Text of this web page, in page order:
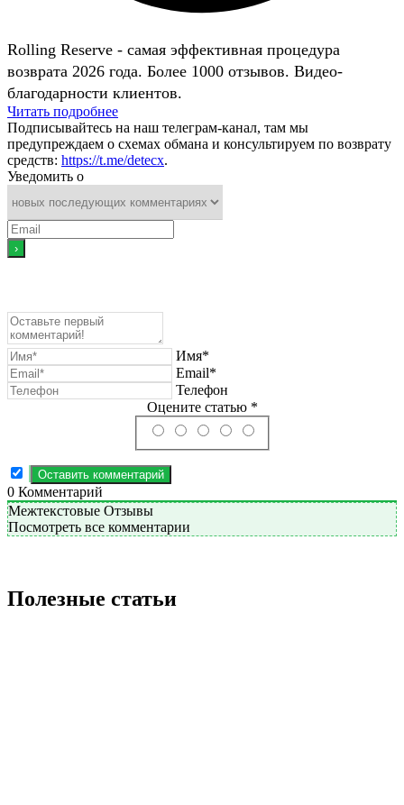
Rolling Reserve - самая эффективная процедура
возврата 2026 года. Более 1000 отзывов. Видео-
благодарности клиентов.
Читать подробнее
Подписывайтесь на наш телеграм-канал, там мы
предупреждаем о схемах обмана и консультируем по возврату
средств: https://t.me/detecx.
Уведомить о
Имя*
Email*
Телефон
Оцените статью *
0 Комментарий
Межтекстовые Отзывы
Посмотреть все комментарии
Полезные статьи